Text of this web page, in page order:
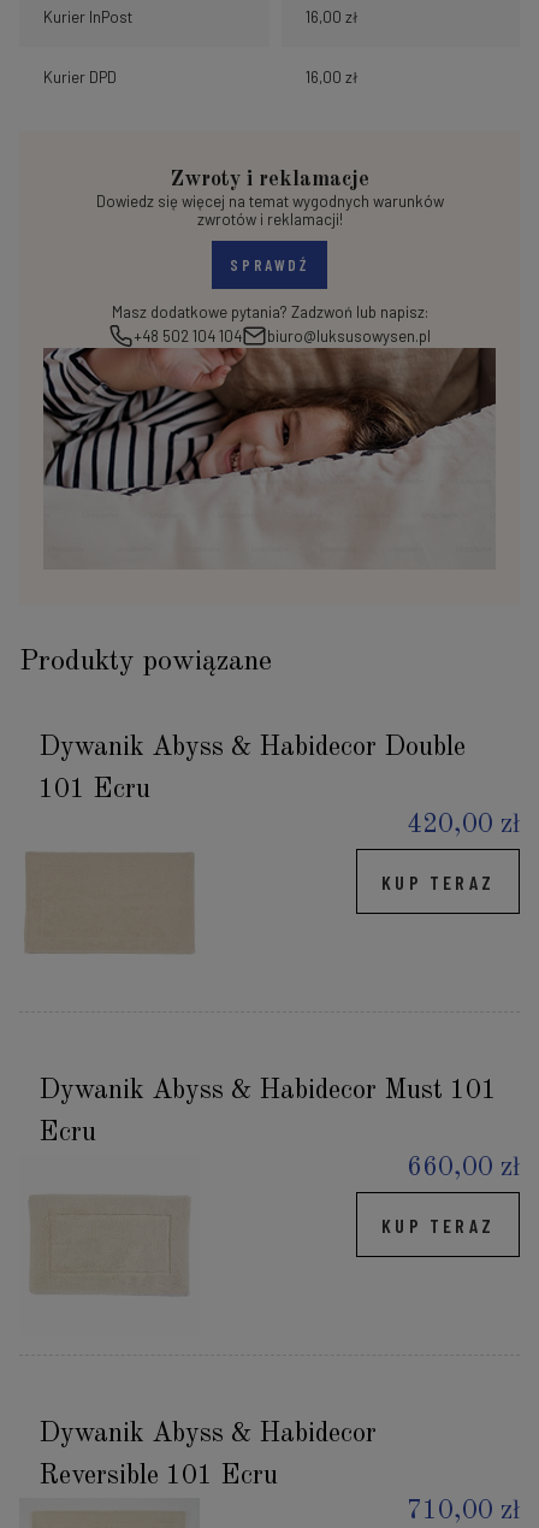
Kurier InPost 16,00 zł
Kurier DPD 16,00 zł
Zwroty i reklamacje
Dowiedz się więcej na temat wygodnych warunków
zwrotów i reklamacji!
SPRAWDŹ
Masz dodatkowe pytania? Zadzwoń lub napisz:
+48 502 104 104
biuro@luksusowysen.pl
Produkty powiązane
Dywanik Abyss & Habidecor Double
101 Ecru
420,00 zł
KUP TERAZ
Dywanik Abyss & Habidecor Must 101
Ecru
660,00 zł
KUP TERAZ
Dywanik Abyss & Habidecor
Reversible 101 Ecru
710,00 zł